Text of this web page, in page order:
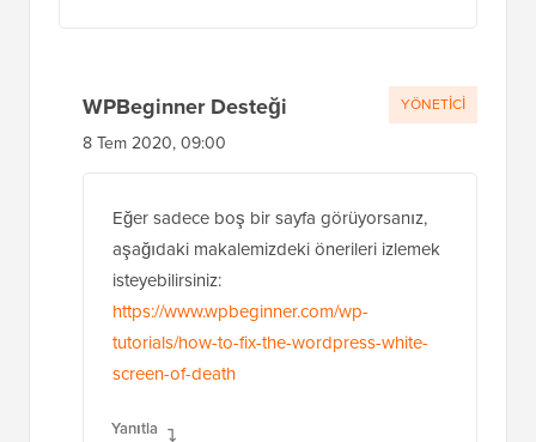
WPBeginner Desteği
8 Tem 2020, 09:00
Eğer sadece boş bir sayfa görüyorsanız,
aşağıdaki makalemizdeki önerileri izlemek
isteyebilirsiniz:
https://www.wpbeginner.com/wp-
tutorials/how-to-fix-the-wordpress-white-
screen-of-death
Yanıtla
YÖNETICI